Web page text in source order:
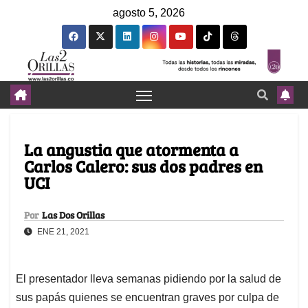
agosto 5, 2026
La angustia que atormenta a
Carlos Calero: sus dos padres en
UCI
Por Las Dos Orillas
ENE 21, 2021
El presentador lleva semanas pidiendo por la salud de
sus papás quienes se encuentran graves por culpa de